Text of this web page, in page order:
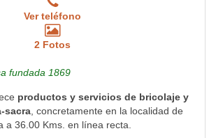
Ver teléfono
2 Fotos
fundada 1869
productos y servicios de bricolaje y
sacra , concretamente en la localidad de
a 36.00 Kms. en línea recta.